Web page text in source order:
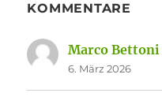
KOMMENTARE
Marco Bettoni
6. März 2026